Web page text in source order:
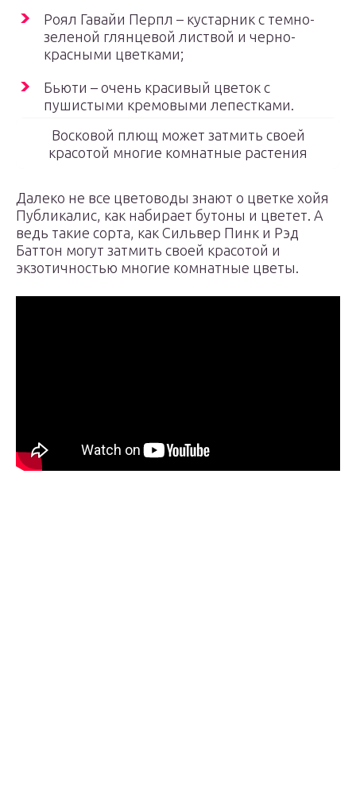
Роял Гавайи Перпл – кустарник с темно-
зеленой глянцевой листвой и черно-
красными цветками;
Бьюти – очень красивый цветок с
пушистыми кремовыми лепестками.
Восковой плющ может затмить своей
красотой многие комнатные растения
Далеко не все цветоводы знают о цветке хойя
Публикалис, как набирает бутоны и цветет. А
ведь такие сорта, как Сильвер Пинк и Рэд
Баттон могут затмить своей красотой и
экзотичностью многие комнатные цветы.